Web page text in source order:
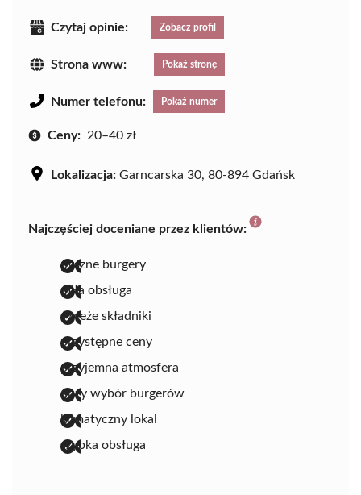
Czytaj opinie: Zobacz profil
Strona www: Pokaż stronę
Numer telefonu: Pokaż numer
Ceny: 20–40 zł
Lokalizacja: Garncarska 30, 80-894 Gdańsk
Najczęściej doceniane przez klientów:
pyszne burgery
miła obsługa
świeże składniki
przystępne ceny
przyjemna atmosfera
duży wybór burgerów
klimatyczny lokal
szybka obsługa